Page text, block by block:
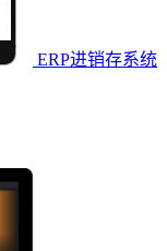
ERP进销存系统